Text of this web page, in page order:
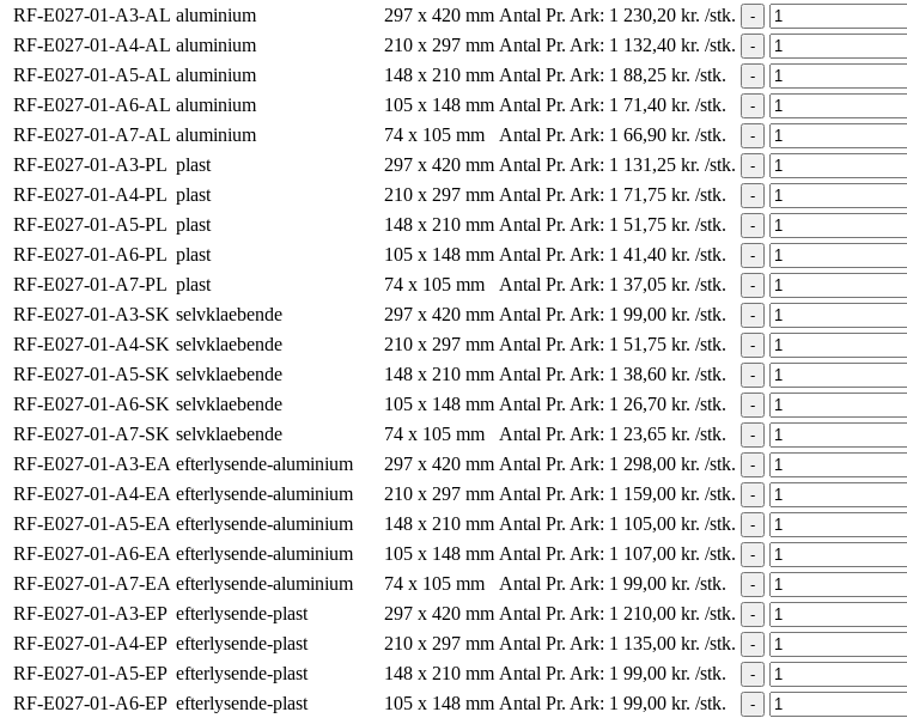
RF-E027-01-A3-AL aluminium 297 x 420 mm Antal Pr. Ark: 1 230,20 kr. /stk. -
RF-E027-01-A4-AL aluminium 210 x 297 mm Antal Pr. Ark: 1 132,40 kr. /stk. -
RF-E027-01-A5-AL aluminium 148 x 210 mm Antal Pr. Ark: 1 88,25 kr. /stk. -
RF-E027-01-A6-AL aluminium 105 x 148 mm Antal Pr. Ark: 1 71,40 kr. /stk. -
RF-E027-01-A7-AL aluminium 74 x 105 mm Antal Pr. Ark: 1 66,90 kr. /stk. -
RF-E027-01-A3-PL plast 297 x 420 mm Antal Pr. Ark: 1 131,25 kr. /stk. -
RF-E027-01-A4-PL plast 210 x 297 mm Antal Pr. Ark: 1 71,75 kr. /stk. -
RF-E027-01-A5-PL plast 148 x 210 mm Antal Pr. Ark: 1 51,75 kr. /stk. -
RF-E027-01-A6-PL plast 105 x 148 mm Antal Pr. Ark: 1 41,40 kr. /stk. -
RF-E027-01-A7-PL plast 74 x 105 mm Antal Pr. Ark: 1 37,05 kr. /stk. -
RF-E027-01-A3-SK selvklaebende 297 x 420 mm Antal Pr. Ark: 1 99,00 kr. /stk. -
RF-E027-01-A4-SK selvklaebende 210 x 297 mm Antal Pr. Ark: 1 51,75 kr. /stk. -
RF-E027-01-A5-SK selvklaebende 148 x 210 mm Antal Pr. Ark: 1 38,60 kr. /stk. -
RF-E027-01-A6-SK selvklaebende 105 x 148 mm Antal Pr. Ark: 1 26,70 kr. /stk. -
RF-E027-01-A7-SK selvklaebende 74 x 105 mm Antal Pr. Ark: 1 23,65 kr. /stk. -
RF-E027-01-A3-EA efterlysende-aluminium 297 x 420 mm Antal Pr. Ark: 1 298,00 kr. /stk. -
RF-E027-01-A4-EA efterlysende-aluminium 210 x 297 mm Antal Pr. Ark: 1 159,00 kr. /stk. -
RF-E027-01-A5-EA efterlysende-aluminium 148 x 210 mm Antal Pr. Ark: 1 105,00 kr. /stk. -
RF-E027-01-A6-EA efterlysende-aluminium 105 x 148 mm Antal Pr. Ark: 1 107,00 kr. /stk. -
RF-E027-01-A7-EA efterlysende-aluminium 74 x 105 mm Antal Pr. Ark: 1 99,00 kr. /stk. -
RF-E027-01-A3-EP efterlysende-plast 297 x 420 mm Antal Pr. Ark: 1 210,00 kr. /stk. -
RF-E027-01-A4-EP efterlysende-plast 210 x 297 mm Antal Pr. Ark: 1 135,00 kr. /stk. -
RF-E027-01-A5-EP efterlysende-plast 148 x 210 mm Antal Pr. Ark: 1 99,00 kr. /stk. -
RF-E027-01-A6-EP efterlysende-plast 105 x 148 mm Antal Pr. Ark: 1 99,00 kr. /stk. -